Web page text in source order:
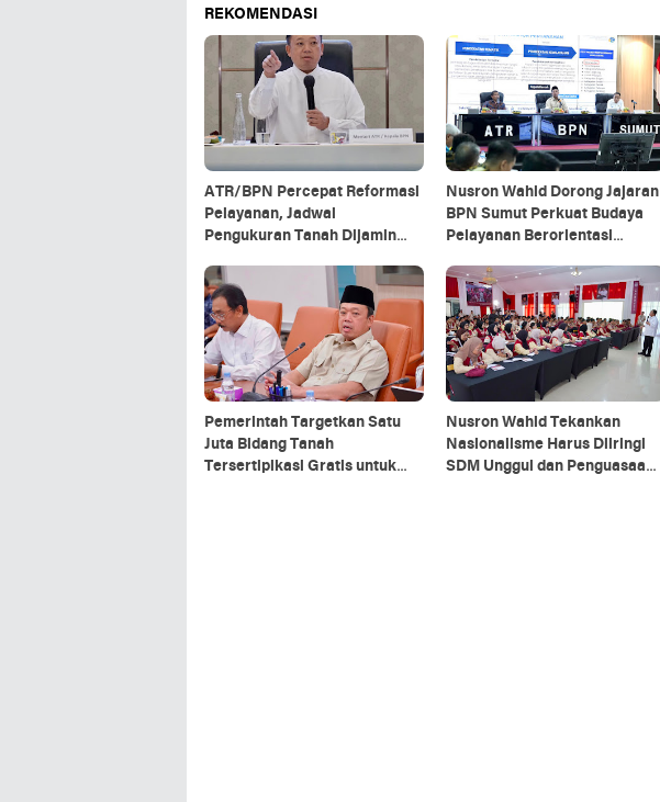
REKOMENDASI
ATR/BPN Percepat Reformasi
Pelayanan, Jadwal
Pengukuran Tanah Dijamin
Nusron Wahid Dorong Jajaran
BPN Sumut Perkuat Budaya
Pelayanan Berorientasi
Pemerintah Targetkan Satu
Juta Bidang Tanah
Tersertipikasi Gratis untuk
Nusron Wahid Tekankan
Nasionalisme Harus Diiringi
SDM Unggul dan Penguasaan